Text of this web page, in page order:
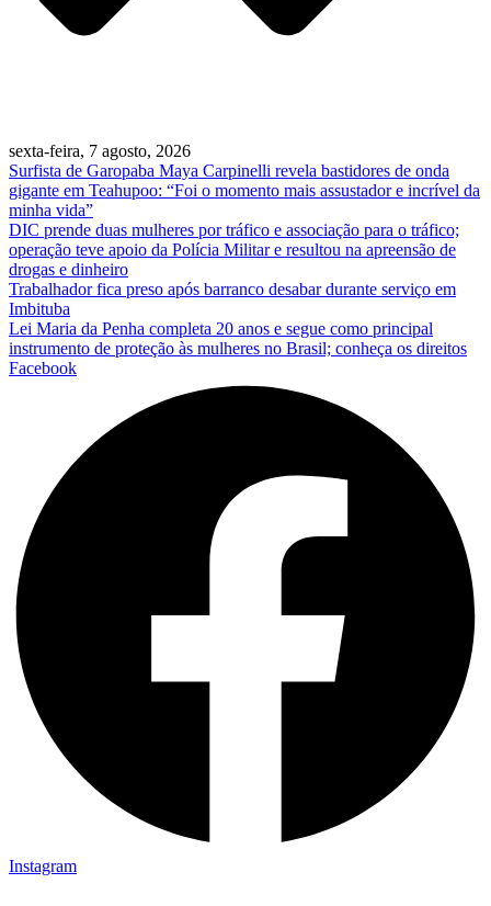
sexta-feira, 7 agosto, 2026
Surfista de Garopaba Maya Carpinelli revela bastidores de onda
gigante em Teahupoo: “Foi o momento mais assustador e incrível da
minha vida”
DIC prende duas mulheres por tráfico e associação para o tráfico;
operação teve apoio da Polícia Militar e resultou na apreensão de
drogas e dinheiro
Trabalhador fica preso após barranco desabar durante serviço em
Imbituba
Lei Maria da Penha completa 20 anos e segue como principal
instrumento de proteção às mulheres no Brasil; conheça os direitos
Facebook
Instagram